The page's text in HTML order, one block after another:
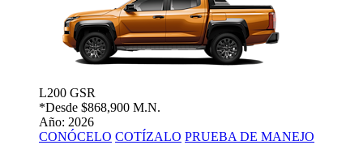
L200 GSR
*Desde $868,900 M.N.
Año: 2026
CONÓCELO COTÍZALO PRUEBA DE MANEJO